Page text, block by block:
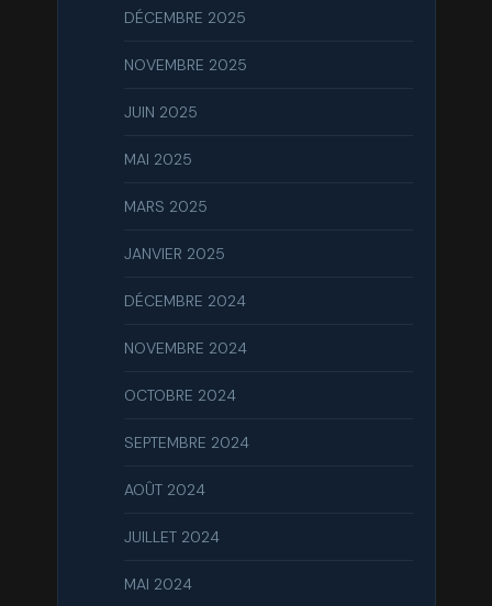
DÉCEMBRE 2025
NOVEMBRE 2025
JUIN 2025
MAI 2025
MARS 2025
JANVIER 2025
DÉCEMBRE 2024
NOVEMBRE 2024
OCTOBRE 2024
SEPTEMBRE 2024
AOÛT 2024
JUILLET 2024
MAI 2024